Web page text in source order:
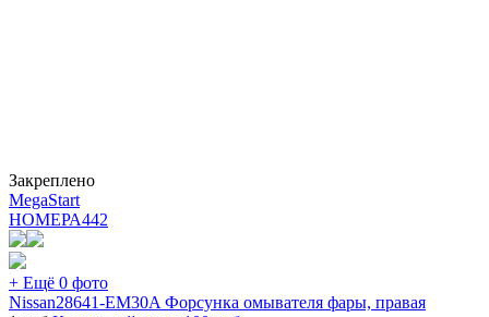
Закреплено
MegaStart
НОМЕРА442
+ Ещё 0 фото
Nissan28641-EM30A Форсунка омывателя фары, правая